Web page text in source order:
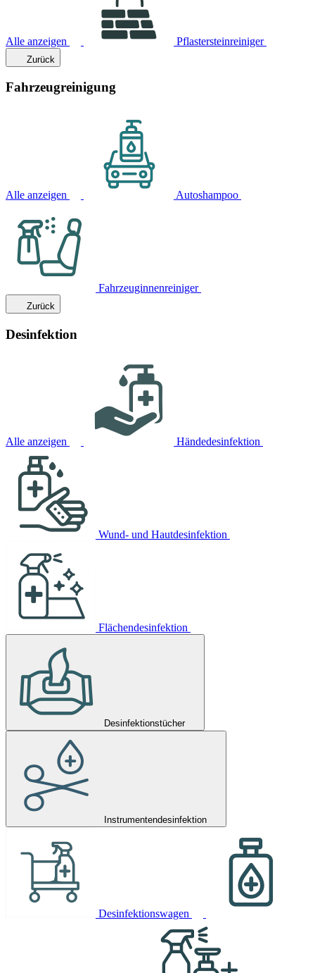
Alle anzeigen Pflastersteinreiniger
Zurück
Fahrzeugreinigung
Alle anzeigen Autoshampoo
Fahrzeuginnenreiniger
Zurück
Desinfektion
Alle anzeigen Händedesinfektion
Wund- und Hautdesinfektion
Flächendesinfektion
Desinfektionstücher
Instrumentendesinfektion
Desinfektionswagen